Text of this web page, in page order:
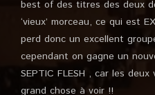
best of des titres des deux
‘vieux’ morceau, ce qui est
perd donc un excellent
cependant on gagne un
SEPTIC FLESH , car les
grand chose à voir !!